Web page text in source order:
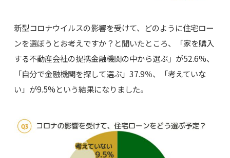
新型コロナウイルスの影響を受けて、どのように住宅ロー
ンを選ぼうとお考えですか？と聞いたところ、「家を購入
する不動産会社の提携金融機関の中から選ぶ」が52.6%、
「自分で金融機関を探して選ぶ」37.9％、「考えていな
い」が9.5%という結果になりました。